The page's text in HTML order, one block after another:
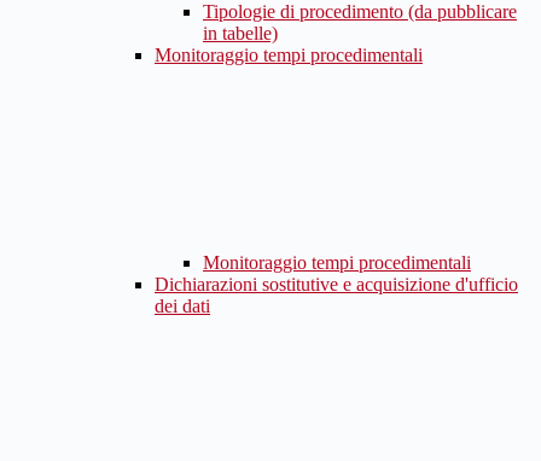
Tipologie di procedimento (da pubblicare
in tabelle)
Monitoraggio tempi procedimentali
Monitoraggio tempi procedimentali
Dichiarazioni sostitutive e acquisizione d'ufficio
dei dati